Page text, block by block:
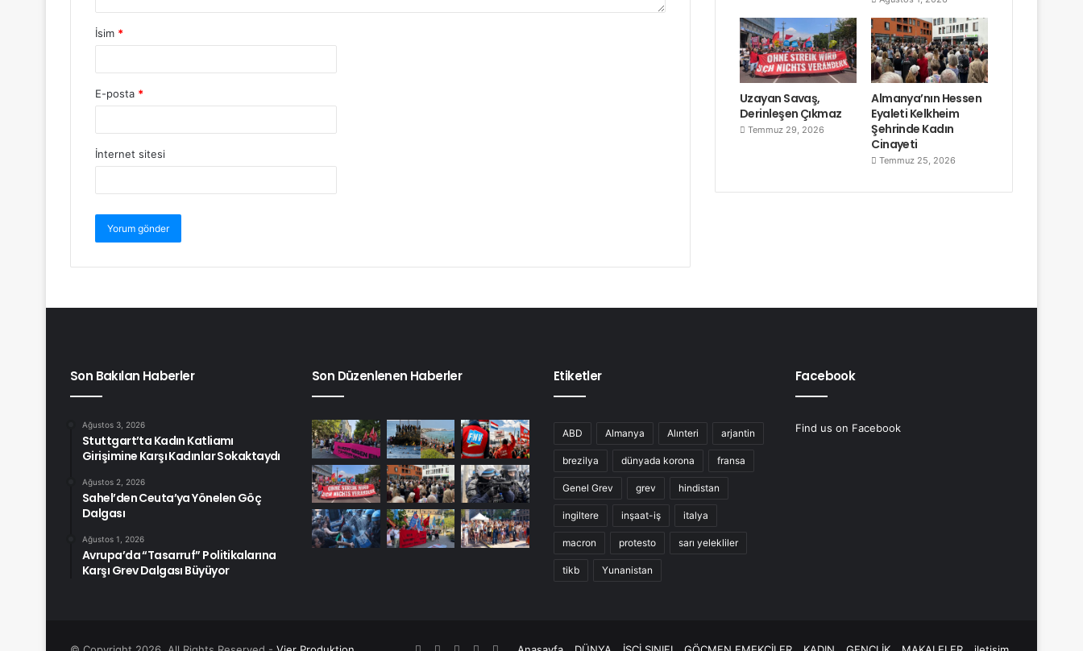
İsim *
E-posta *
İnternet sitesi
Uzayan Savaş,
Derinleşen Çıkmaz
Temmuz 29, 2026
Almanya’nın Hessen
Eyaleti Kelkheim
Şehrinde Kadın
Cinayeti
Temmuz 25, 2026
Son Bakılan Haberler
Ağustos 3, 2026
Stuttgart’ta Kadın Katliamı
Girişimine Karşı Kadınlar Sokaktaydı
Ağustos 2, 2026
Sahel’den Ceuta’ya Yönelen Göç
Dalgası
Ağustos 1, 2026
Avrupa’da “Tasarruf” Politikalarına
Karşı Grev Dalgası Büyüyor
Son Düzenlenen Haberler Etiketler
ABD Almanya Alınteri arjantin
brezilya dünyada korona fransa
Genel Grev grev hindistan
ingiltere inşaat-iş italya
macron protesto sarı yelekliler
tikb Yunanistan
Facebook
Find us on Facebook